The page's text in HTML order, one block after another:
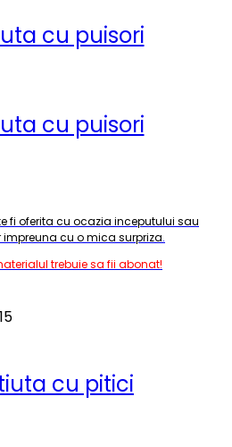
cu puisori
cu puisori
fi oferita cu ocazia inceputului sau
cu o mica surpriza.
trebuie sa fii abonat!
cu pitici